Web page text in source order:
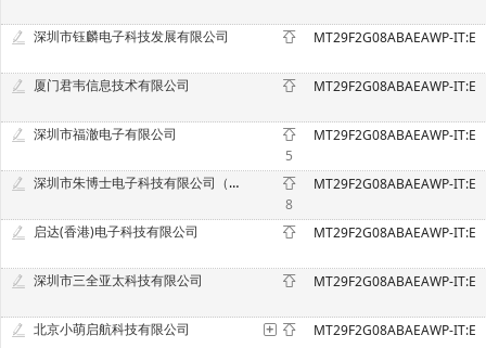
深圳市钰麟电子科技发展有限公司 MT29F2G08ABAEAWP-IT:E
厦门君韦信息技术有限公司 MT29F2G08ABAEAWP-IT:E
深圳市福澈电子有限公司
5
MT29F2G08ABAEAWP-IT:E
深圳市朱博士电子科技有限公司（原深圳市中意法电子科技有限公司）
8
MT29F2G08ABAEAWP-IT:E
启达(香港)电子科技有限公司 MT29F2G08ABAEAWP-IT:E
深圳市三全亚太科技有限公司 MT29F2G08ABAEAWP-IT:E
北京小萌启航科技有限公司 MT29F2G08ABAEAWP-IT:E